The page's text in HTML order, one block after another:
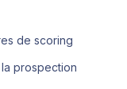
de scoring
prospection